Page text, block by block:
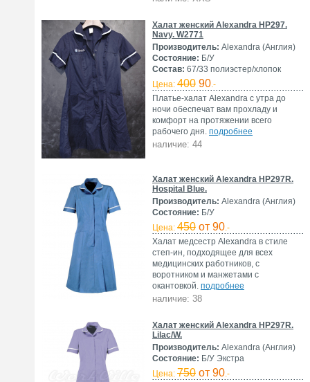
Халат женский Alexandra HP297.
Navy. W2771
Производитель: Alexandra (Англия)
Состояние: Б/У
Состав: 67/33 полиэстер/хлопок
Цена: 400 90.-
Платье-халат Alexandra с утра до
ночи обеспечат вам прохладу и
комфорт на протяжении всего
рабочего дня. подробнее
наличие: 44
Халат женский Alexandra HP297R.
Hospital Blue.
Производитель: Alexandra (Англия)
Состояние: Б/У
Цена: 450 от 90.-
Халат медсестр Alexandra в стиле
степ-ин, подходящее для всех
медицинских работников, с
воротником и манжетами с
окантовкой. подробнее
наличие: 38
Халат женский Alexandra HP297R.
Lilac/W.
Производитель: Alexandra (Англия)
Состояние: Б/У Экстра
Цена: 750 от 90.-